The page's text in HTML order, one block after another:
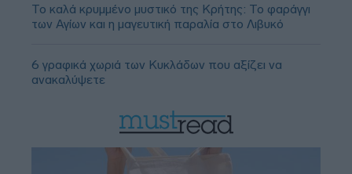
Το καλά κρυμμένο μυστικό της Κρήτης: Το φαράγγι
των Αγίων και η μαγευτική παραλία στο Λιβυκό
6 γραφικά χωριά των Κυκλάδων που αξίζει να
ανακαλύψετε